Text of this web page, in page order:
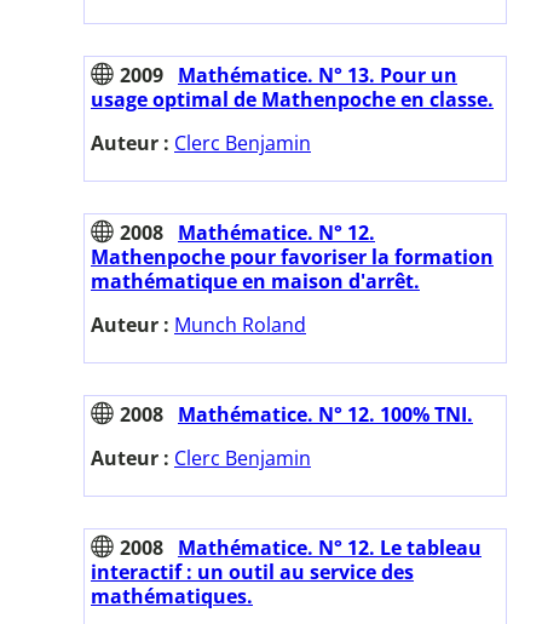
2009 Mathématice. N° 13. Pour un
usage optimal de Mathenpoche en classe.
Auteur : Clerc Benjamin
2008 Mathématice. N° 12.
Mathenpoche pour favoriser la formation
mathématique en maison d'arrêt.
Auteur : Munch Roland
2008 Mathématice. N° 12. 100% TNI.
Auteur : Clerc Benjamin
2008 Mathématice. N° 12. Le tableau
interactif : un outil au service des
mathématiques.